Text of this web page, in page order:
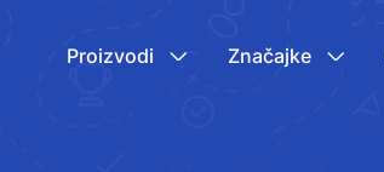
Proizvodi Značajke